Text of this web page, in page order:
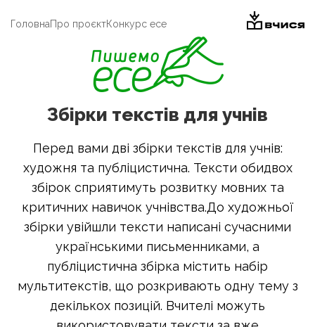
ГоловнаПро проєктКонкурс есе
Збірки текстів для учнів
Перед вами дві збірки текстів для учнів:
художня та публіцистична. Тексти обидвох
збірок сприятимуть розвитку мовних та
критичних навичок учнівства.До художньої
збірки увійшли тексти написані сучасними
українськими письменниками, а
публіцистична збірка містить набір
мультитекстів, що розкривають одну тему з
декількох позицій. Вчителі можуть